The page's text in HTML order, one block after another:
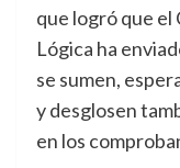
que logró que el
Lógica ha
se sumen,
y desglosen
en los